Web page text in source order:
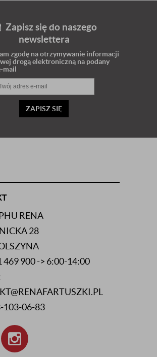
Zapisz się do naszego
newslettera
zgodę na otrzymywanie informacji
drogą elektroniczną na podany
mail
ZAPISZ SIĘ
RENA
28
469 900 -> 6:00-14:00
103-06-83